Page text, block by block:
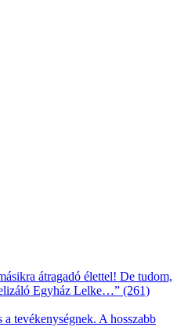
átragadó élettel! De tudom,
Egyház Lelke…” (261)
tevékenységnek. A hosszabb